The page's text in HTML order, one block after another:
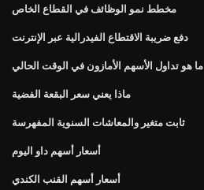
مخطط نمو الوظائف في القطاع الخاص
دفع ضريبة الاقتطاع الفيدرالية عبر الإنترنت
ما هو تداول الأسهم الأمازون في الوقت الحالي
ماذا يعني سعر البقعة الفضية
ثابت متغير والمعاشات السنوية المفهرسة
أسعار أسهم داو اليوم
أسعار أسهم القنب الكندي